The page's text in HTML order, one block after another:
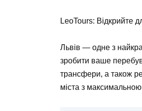
LeoTours: Відкрийте
Львів — одне з
зробити ваше
трансфери, а також
міста з максимальною